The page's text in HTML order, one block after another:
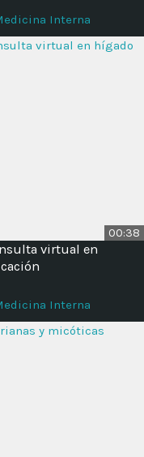
Interna
00:38
virtual en
Interna